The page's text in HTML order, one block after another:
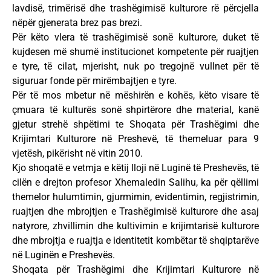
lavdisë, trimërisë dhe trashëgimisë kulturore rë përcjella
nëpër gjenerata brez pas brezi.
Për këto vlera të trashëgimisë sonë kulturore, duket të
kujdesen më shumë institucionet kompetente për ruajtjen
e tyre, të cilat, mjerisht, nuk po tregojnë vullnet për të
siguruar fonde për mirëmbajtjen e tyre.
Për të mos mbetur në mëshirën e kohës, këto visare të
çmuara të kulturës sonë shpirtërore dhe material, kanë
gjetur strehë shpëtimi te Shoqata për Trashëgimi dhe
Krijimtari Kulturore në Preshevë, të themeluar para 9
vjetësh, pikërisht në vitin 2010.
Kjo shoqatë e vetmja e këtij lloji në Luginë të Preshevës, të
cilën e drejton profesor Xhemaledin Salihu, ka për qëllimi
themelor hulumtimin, gjurmimin, evidentimin, regjistrimin,
ruajtjen dhe mbrojtjen e Trashëgimisë kulturore dhe asaj
natyrore, zhvillimin dhe kultivimin e krijimtarisë kulturore
dhe mbrojtja e ruajtja e identitetit kombëtar të shqiptarëve
në Luginën e Preshevës.
Shoqata për Trashëgimi dhe Krijimtari Kulturore në